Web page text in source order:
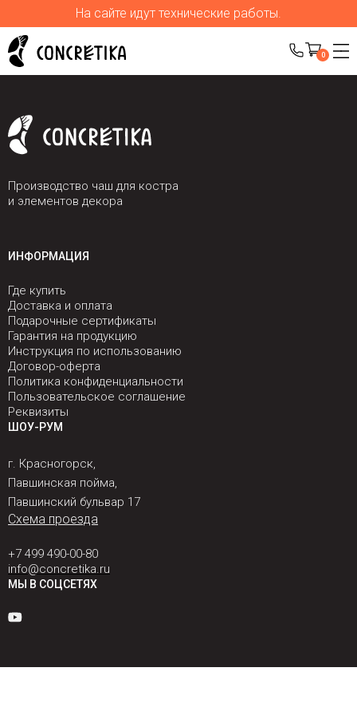
На сайте идут технические работы.
0
Производство чаш для костра
и элементов декора
ИНФОРМАЦИЯ
Где купить
Доставка и оплата
Подарочные сертификаты
Гарантия на продукцию
Инструкция по использованию
Договор-оферта
Политика конфиденциальности
Пользовательское соглашение
Реквизиты
ШОУ-РУМ
г. Красногорск,
Павшинская пойма,
Павшинский бульвар 17
Схема проезда
+7 499 490-00-80
info@concretika.ru
МЫ В СОЦСЕТЯХ